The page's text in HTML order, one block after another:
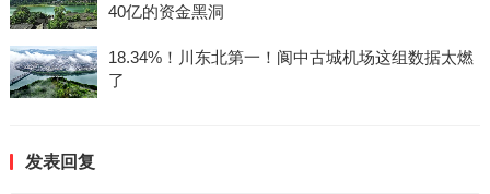
40亿的资金黑洞
18.34%！川东北第一！阆中古城机场这组数据太燃
了
发表回复